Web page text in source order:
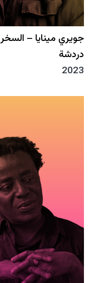
جويري مينايا –
دردشة
2023